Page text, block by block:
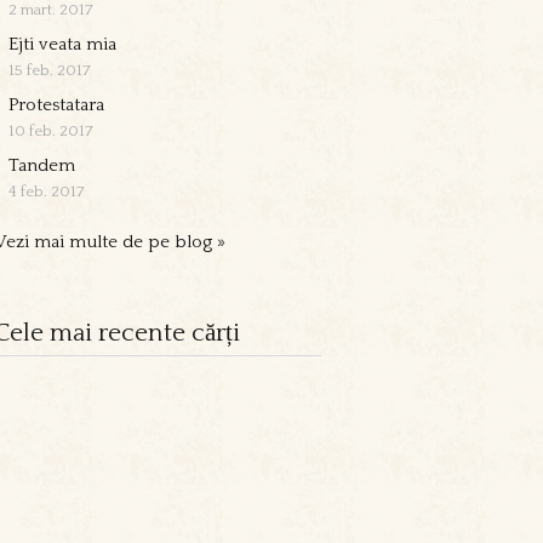
2 mart. 2017
Ejti veata mia
15 feb. 2017
Protestatara
10 feb. 2017
Tandem
4 feb. 2017
mai multe de pe blog »
mai recente cărți